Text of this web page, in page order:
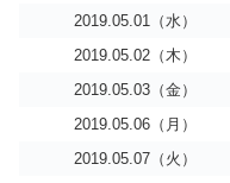
2019.05.01（水）
2019.05.02（木）
2019.05.03（金）
2019.05.06（月）
2019.05.07（火）